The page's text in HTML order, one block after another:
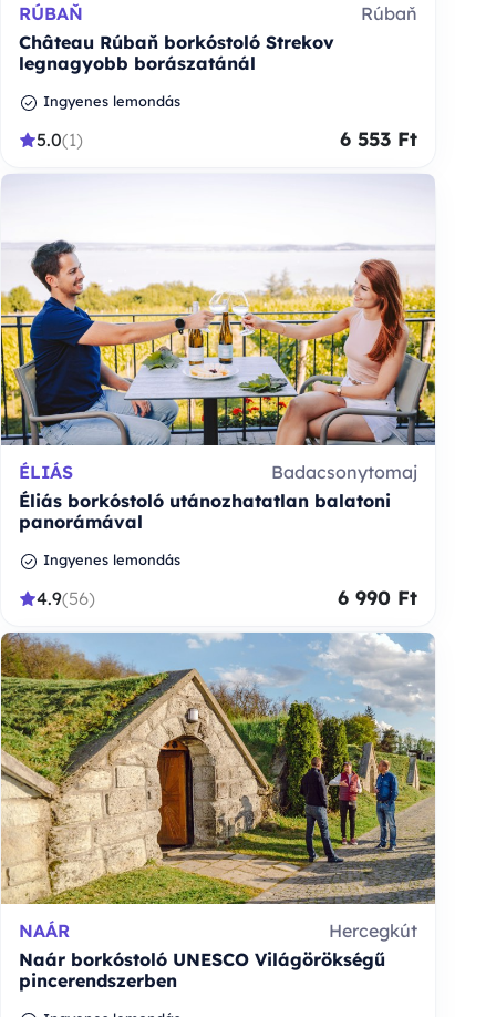
RÚBAŇ
Rúbaň
Château Rúbaň borkóstoló Strekov
legnagyobb borászatánál
Ingyenes lemondás
5.0(1) 6 553 Ft
ÉLIÁS
Badacsonytomaj
Éliás borkóstoló utánozhatatlan balatoni
panorámával
Ingyenes lemondás
4.9(56) 6 990 Ft
NAÁR
Hercegkút
Naár borkóstoló UNESCO Világörökségű
pincerendszerben